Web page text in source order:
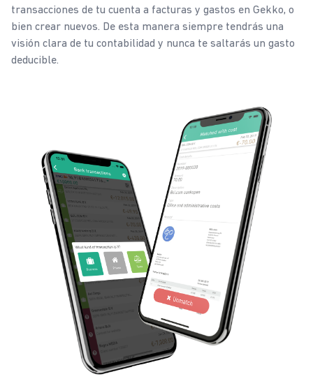
transacciones de tu cuenta a facturas y gastos en Gekko, o
bien crear nuevos. De esta manera siempre tendrás una
visión clara de tu contabilidad y nunca te saltarás un gasto
deducible.